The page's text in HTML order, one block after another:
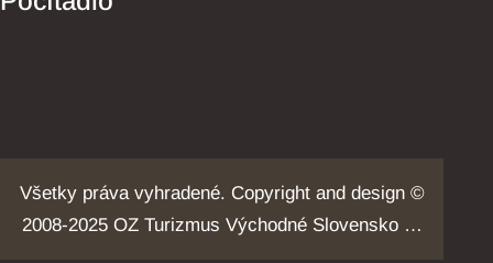
Všetky práva vyhradené. Copyright and design ©
2008-2025 OZ Turizmus Východné Slovensko …